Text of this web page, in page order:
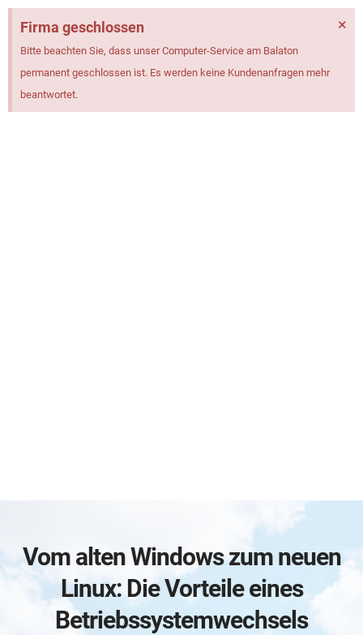
Firma geschlossen
Bitte beachten Sie, dass unser Computer-Service am Balaton
permanent geschlossen ist. Es werden keine Kundenanfragen mehr
beantwortet.
×
Vom alten Windows zum neuen
Linux: Die Vorteile eines
Betriebssystemwechsels